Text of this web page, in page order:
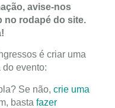
avise-nos
no rodapé do site.
é criar uma
do evento:
Se não, crie uma
basta fazer